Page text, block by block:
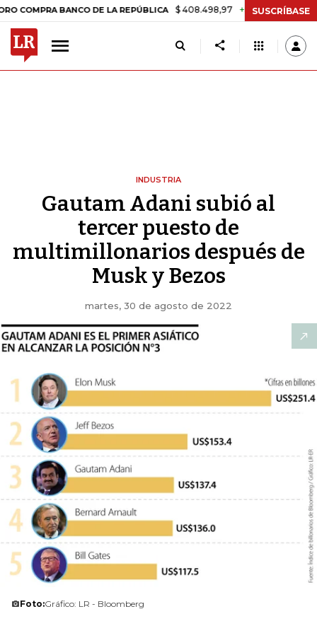
BANCO DE LA REPÚBLICA $ 408.498,97 +$ 8.753,81 +2,19%
SUSCRÍBASE
INDUSTRIA
Gautam Adani subió al
tercer puesto de
multimillonarios después de
Musk y Bezos
martes, 30 de agosto de 2022
Foto:Gráfico: LR - Bloomberg